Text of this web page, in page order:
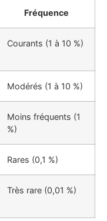
Fréquence
Courants (1 à 10 %)
Modérés (1 à 10 %)
Moins fréquents (1
%)
Rares (0,1 %)
Très rare (0,01 %)